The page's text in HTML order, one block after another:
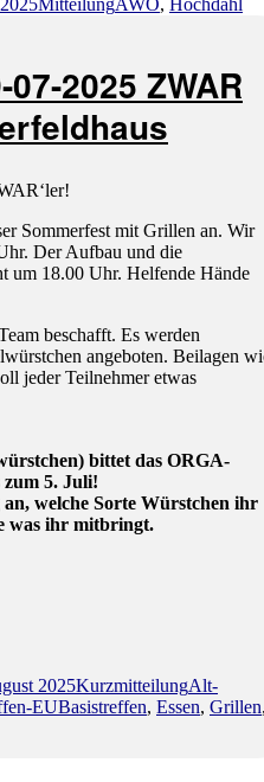
MitteilungAWO, Hochdahl
2025 ZWAR
Sommerfest mit Grillen an. Wir
Der Aufbau und die
um 18.00 Uhr. Helfende Hände
beschafft. Es werden
angeboten. Beilagen
jeder Teilnehmer etwas
bittet das ORGA-
5. Juli!
welche Sorte Würstchen ihr
was ihr mitbringt.
2025Format
KurzmitteilungAlt-
EUSchlagwörter
Basistreffen, Essen, Grillen